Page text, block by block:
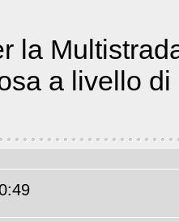
la
a livello di